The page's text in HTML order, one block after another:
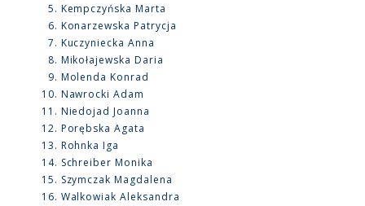
Kempczyńska Marta
Konarzewska Patrycja
Kuczyniecka Anna
Mikołajewska Daria
Molenda Konrad
Nawrocki Adam
Niedojad Joanna
Porębska Agata
Rohnka Iga
Schreiber Monika
Szymczak Magdalena
Walkowiak Aleksandra